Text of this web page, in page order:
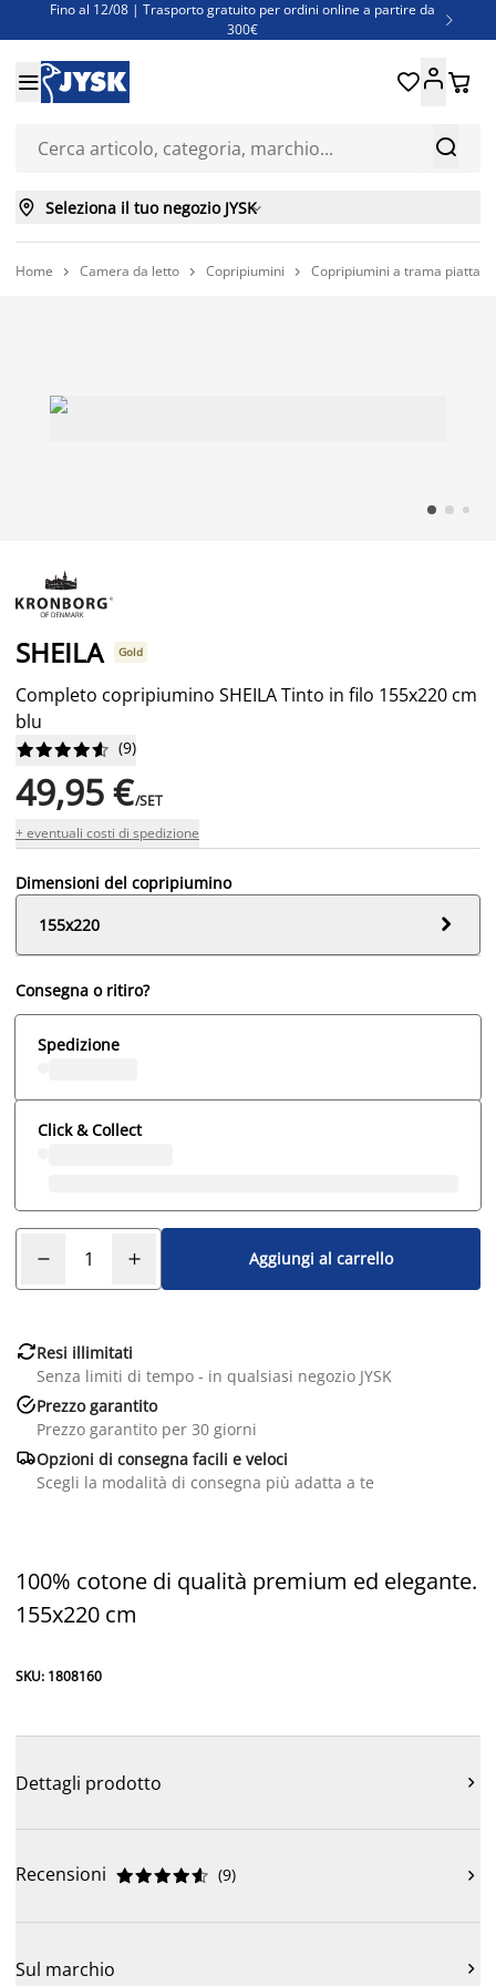
Fino al 12/08 | Trasporto gratuito per ordini online a partire da
300€

Super offerte d'estate | Oltre 1.500 articoli fino al 70%
Finanziamenti - Scegli il piano di rimborso più adatto a te


 
 Seleziona il tuo negozio JYSK
Home  Camera da letto  Copripiumini  Copripiumini a trama piatta
SHEILA Gold
Completo copripiumino SHEILA Tinto in filo 155x220 cm
blu





 (9)
49,95 €/SET
+ eventuali costi di spedizione
Dimensioni del copripiumino
155x220

Consegna o ritiro?
Spedizione
Click & Collect
Aggiungi al carrello
Resi illimitati
Senza limiti di tempo - in qualsiasi negozio JYSK
Prezzo garantito
Prezzo garantito per 30 giorni
Opzioni di consegna facili e veloci
Scegli la modalità di consegna più adatta a te
100% cotone di qualità premium ed elegante.
155x220 cm
SKU: 1808160
Dettagli prodotto 
Recensioni 




 (9) 
Sul marchio 